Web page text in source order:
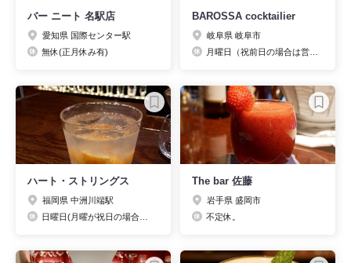
バー ニート 名駅店
愛知県 国際センター駅
無休(正月休み有)
BAROSSA cocktailier
岐阜県 岐阜市
ハート・ストリングス
福岡県 中洲川端駅
The bar 佐藤
岩手県 盛岡市
不定休。